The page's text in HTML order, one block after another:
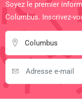
Soyez le premier
Columbus. Inscrivez-
Columbus